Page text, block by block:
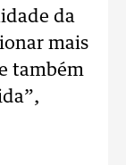
da
mais
também